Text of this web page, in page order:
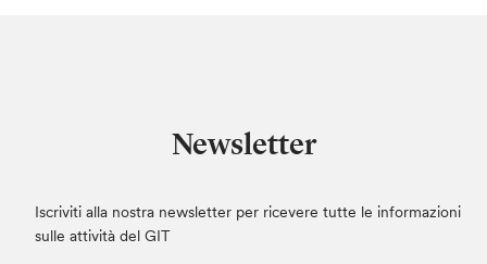
Newsletter
Iscriviti alla nostra newsletter per ricevere tutte le informazioni
sulle attività del GIT